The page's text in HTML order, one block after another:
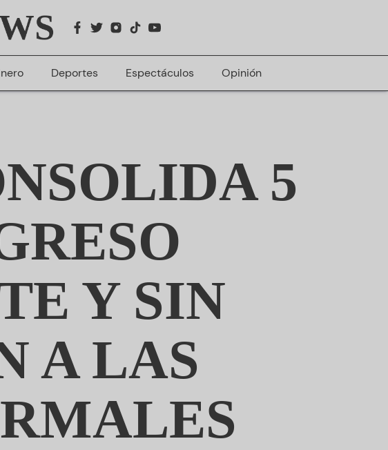
Deportes Espectáculos Opinión
5
Y SIN
A LAS